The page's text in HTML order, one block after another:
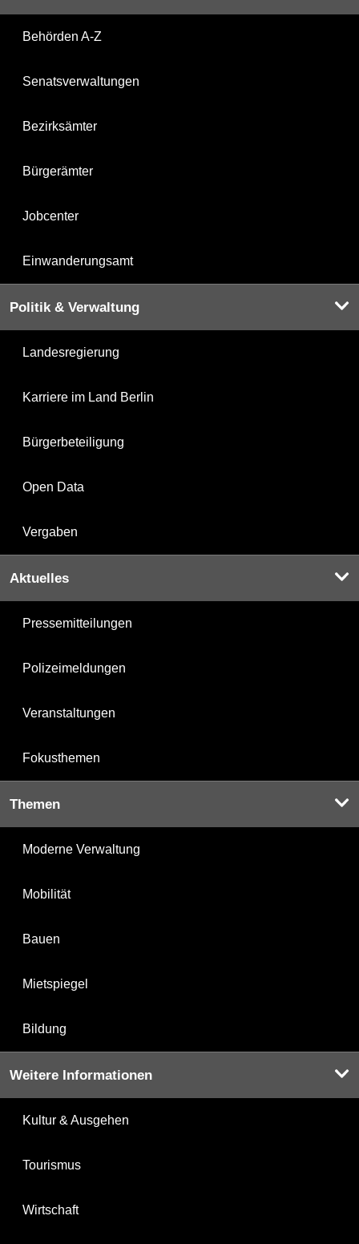
Behörden A-Z
Senatsverwaltungen
Bezirksämter
Bürgerämter
Jobcenter
Einwanderungsamt
Politik & Verwaltung
Landesregierung
Karriere im Land Berlin
Bürgerbeteiligung
Open Data
Vergaben
Aktuelles
Pressemitteilungen
Polizeimeldungen
Veranstaltungen
Fokusthemen
Themen
Moderne Verwaltung
Mobilität
Bauen
Mietspiegel
Bildung
Weitere Informationen
Kultur & Ausgehen
Tourismus
Wirtschaft